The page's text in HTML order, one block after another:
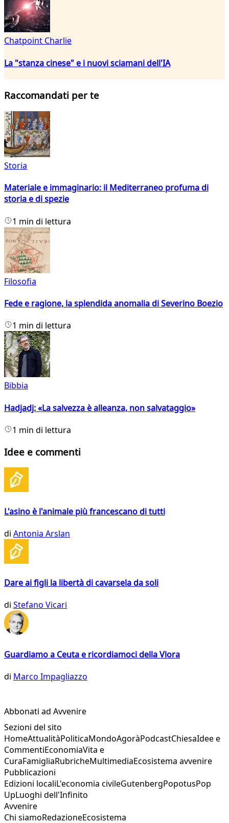
Chatpoint Charlie
La "stanza cinese" e i nuovi sciamani dell'IA
Raccomandati per te
Storia
Materiale e immaginario: il Mediterraneo profuma di
storia e di spezie
1 min di lettura
Filosofia
Fede e ragione, la splendida anomalia di Severino Boezio
1 min di lettura
Bibbia
Hadjadj: «La salvezza è alleanza, non salvataggio»
1 min di lettura
Idee e commenti
L'asino è l'animale più francescano di tutti
di Antonia Arslan
Dare ai figli la libertà di cavarsela da soli
di Stefano Vicari
Guardiamo a Ceuta e ricordiamoci della Vlora
di Marco Impagliazzo
Abbonati ad Avvenire
Sezioni del sito
HomeAttualitàPoliticaMondoAgoràPodcastChiesaIdee e
CommentiEconomiaVita e
CuraFamigliaRubricheMultimediaEcosistema avvenire
Pubblicazioni
Edizioni localiL'economia civileGutenbergPopotusPop
UpLuoghi dell'Infinito
Avvenire
Chi siamoRedazioneEcosistema